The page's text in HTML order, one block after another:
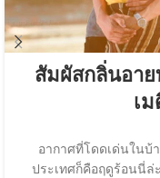
สัมผัสกลิ่นอาย
เ
อากาศที่โดดเด่นในบ้
ประเทศก็คือฤดูร้อนนี่ล่